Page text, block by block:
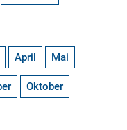
April Mai
Oktober